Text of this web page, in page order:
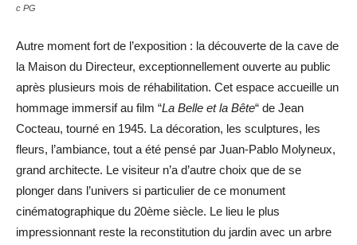
c PG
Autre moment fort de l’exposition : la découverte de la cave de
la Maison du Directeur, exceptionnellement ouverte au public
après plusieurs mois de réhabilitation. Cet espace accueille un
hommage immersif au film “La Belle et la Bête“ de Jean
Cocteau, tourné en 1945. La décoration, les sculptures, les
fleurs, l’ambiance, tout a été pensé par Juan-Pablo Molyneux,
grand architecte. Le visiteur n’a d’autre choix que de se
plonger dans l’univers si particulier de ce monument
cinématographique du 20ème siècle. Le lieu le plus
impressionnant reste la reconstitution du jardin avec un arbre